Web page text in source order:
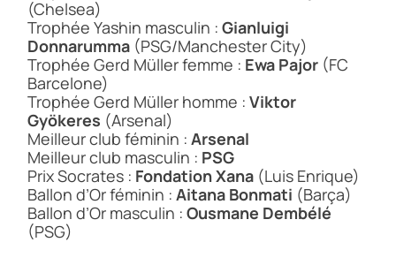
(Chelsea)
Trophée Yashin masculin : Gianluigi
Donnarumma (PSG/Manchester City)
Trophée Gerd Müller femme : Ewa Pajor (FC
Barcelone)
Trophée Gerd Müller homme : Viktor
Gyökeres (Arsenal)
Meilleur club féminin : Arsenal
Meilleur club masculin : PSG
Prix Socrates : Fondation Xana (Luis Enrique)
Ballon d’Or féminin : Aitana Bonmati (Barça)
Ballon d’Or masculin : Ousmane Dembélé
(PSG)